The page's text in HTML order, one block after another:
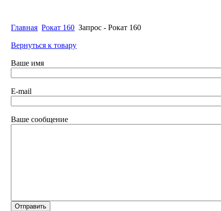
Главная Рокат 160 Запрос - Рокат 160
Вернуться к товару
Ваше имя
E-mail
Ваше сообщение